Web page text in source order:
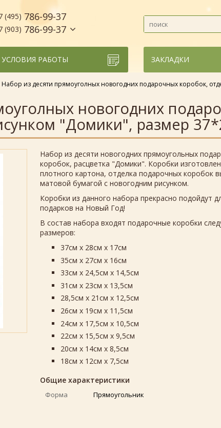
(495) 786-99-37
(903) 786-99-37
УСЛОВИЯ РАБОТЫ ЗАКЛАДКИ
Набор из десяти прямоуголных новогодних подарочных коробок,
новогодних
"Домики", размер
Набор из десяти новогодних прямоугольных
коробок, расцветка "Домики". Коробки
плотного картона, отделка подарочных коробок
матовой бумагой с новогодним рисунком.
Коробки из данного набора прекрасно подойдут
подарков на Новый Год!
В состав набора входят подарочные коробки
размеров:
37см х 28см х 17см
35см х 27см х 16см
33см х 24,5см х 14,5см​
31см х 23см х 13,5см
28,5см х 21см х 12,5см
26см х 19см х 11,5см
24см х 17,5см х 10,5см
22см х 15,5см х 9,5см
20см х 14см х 8,5см
18см х 12см х 7,5см
Общие характеристики
Форма Прямоугольник